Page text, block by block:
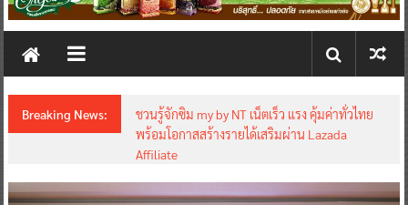
Thailand
New
Breaking News:
ชวนรู้จักซิม my by NT เน็ตเร็ว แรง คุ้มค่าทั่วไทย
พร้อมโอกาสสร้างรายได้เสริมผ่าน Lazada
Affiliate